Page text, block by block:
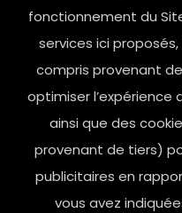
fonctionnement du
services ici
compris provenant
optimiser l’expérience
ainsi que des
provenant de tiers)
publicitaires en
vous avez
01.42.72.42.51